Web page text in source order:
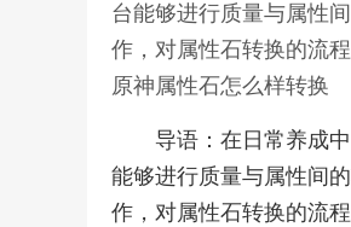
台能够进行质量与属性
作，对属性石转换的流
原神属性石怎么样转换
导语：在日常养成
能够进行质量与属性间
作，对属性石转换的流